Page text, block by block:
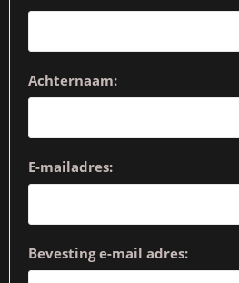
Achternaam:
E-mailadres:
Bevesting e-mail adres: